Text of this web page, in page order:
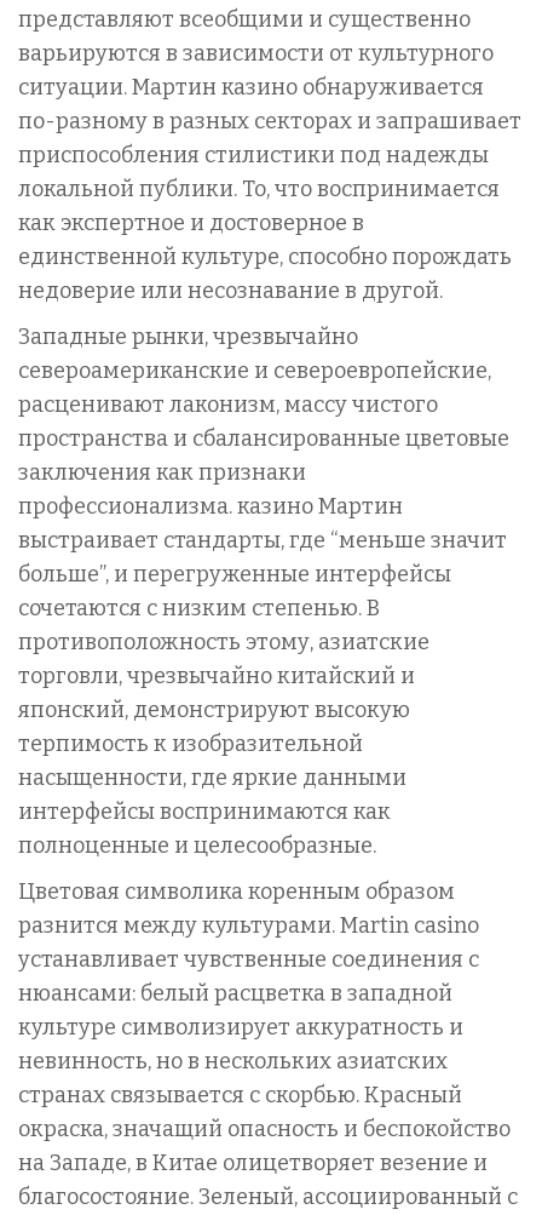
представляют всеобщими и существенно
варьируются в зависимости от культурного
ситуации. Мартин казино обнаруживается
по-разному в разных секторах и запрашивает
приспособления стилистики под надежды
локальной публики. То, что воспринимается
как экспертное и достоверное в
единственной культуре, способно порождать
недоверие или несознавание в другой.
Западные рынки, чрезвычайно
североамериканские и североевропейские,
расценивают лаконизм, массу чистого
пространства и сбалансированные цветовые
заключения как признаки
профессионализма. казино Мартин
выстраивает стандарты, где “меньше значит
больше”, и перегруженные интерфейсы
сочетаются с низким степенью. В
противоположность этому, азиатские
торговли, чрезвычайно китайский и
японский, демонстрируют высокую
терпимость к изобразительной
насыщенности, где яркие данными
интерфейсы воспринимаются как
полноценные и целесообразные.
Цветовая символика коренным образом
разнится между культурами. Martin casino
устанавливает чувственные соединения с
нюансами: белый расцветка в западной
культуре символизирует аккуратность и
невинность, но в нескольких азиатских
странах связывается с скорбью. Красный
окраска, значащий опасность и беспокойство
на Западе, в Китае олицетворяет везение и
благосостояние. Зеленый, ассоциированный с